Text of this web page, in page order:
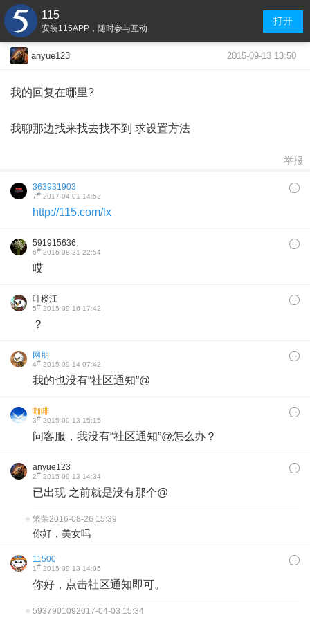
115
安装115APP，随时参与互动
打开
anyue123 2015-09-13 13:50
我的回复在哪里?
我聊那边找来找去找不到 求设置方法
举报
363931903
7# 2017-04-01 14:52
http://115.com/lx
591915636
6# 2016-08-21 22:54
哎
叶楼江
5# 2015-09-16 17:42
？
网朋
4# 2015-09-14 07:42
我的也没有“社区通知”@
咖啡
3# 2015-09-13 15:15
问客服，我没有“社区通知”@怎么办？
anyue123
2# 2015-09-13 14:34
已出现 之前就是没有那个@
繁荣2016-08-26 15:39
你好，美女吗
11500
1# 2015-09-13 14:05
你好，点击社区通知即可。
5937901092017-04-03 15:34